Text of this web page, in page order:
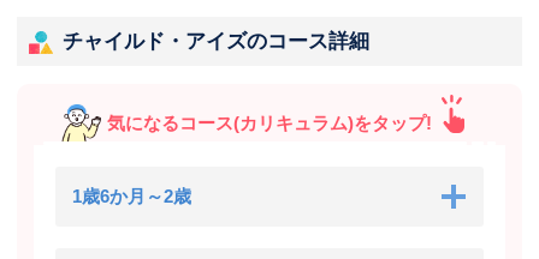
チャイルド・アイズのコース詳細
気になるコース(カリキュラム)をタップ!
1歳6か月～2歳